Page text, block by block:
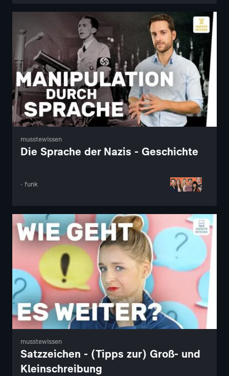
musstewissen
Die Sprache der Nazis - Geschichte
· funk
musstewissen
Satzzeichen - (Tipps zur) Groß- und
Kleinschreibung